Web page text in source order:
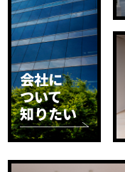
会社に
ついて
知りたい